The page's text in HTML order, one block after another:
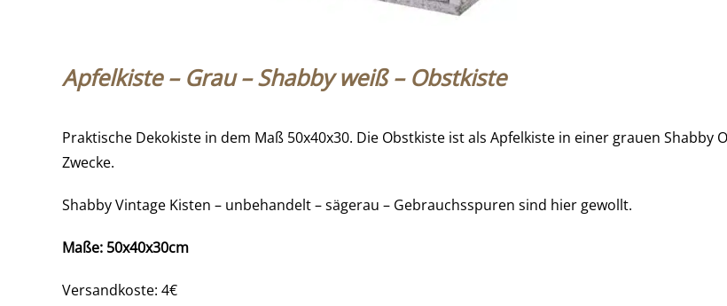
Apfelkiste – Grau – Shabby weiß – Obstkiste
Praktische Dekokiste in dem Maß 50x40x30. Die Obstkiste ist als Apfelkiste in einer grauen
Zwecke.
Shabby Vintage Kisten – unbehandelt – sägerau – Gebrauchsspuren sind hier gewollt.
Maße: 50x40x30cm
Versandkoste: 4€